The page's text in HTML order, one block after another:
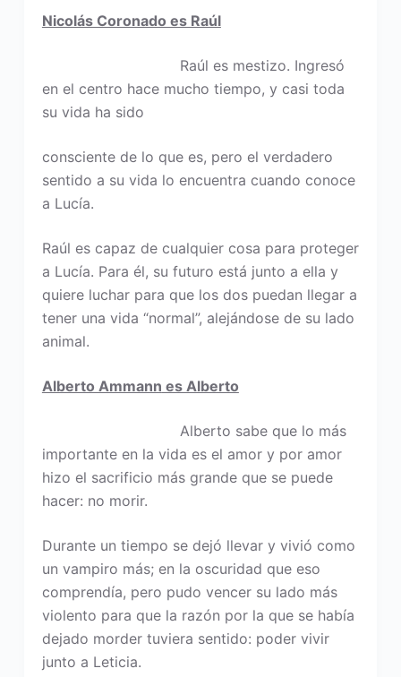
Nicolás Coronado es Raúl
Raúl es mestizo. Ingresó
en el centro hace mucho tiempo, y casi toda
su vida ha sido
consciente de lo que es, pero el verdadero
sentido a su vida lo encuentra cuando conoce
a Lucía.
Raúl es capaz de cualquier cosa para proteger
a Lucía. Para él, su futuro está junto a ella y
quiere luchar para que los dos puedan llegar a
tener una vida “normal”, alejándose de su lado
animal.
Alberto Ammann es Alberto
Alberto sabe que lo más
importante en la vida es el amor y por amor
hizo el sacrificio más grande que se puede
hacer: no morir.
Durante un tiempo se dejó llevar y vivió como
un vampiro más; en la oscuridad que eso
comprendía, pero pudo vencer su lado más
violento para que la razón por la que se había
dejado morder tuviera sentido: poder vivir
junto a Leticia.